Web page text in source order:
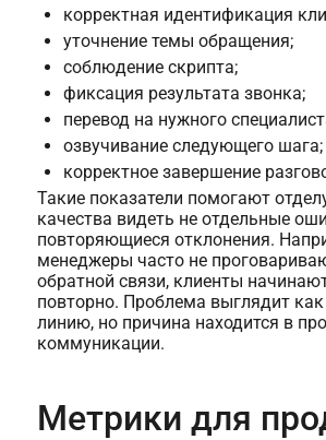
корректная идентификация
уточнение темы обращения;
соблюдение скрипта;
фиксация результата звонка;
перевод на нужного
озвучивание следующего шага;
корректное завершение
Такие показатели помогают
качества видеть не отдельные
повторяющиеся отклонения.
менеджеры часто не
обратной связи, клиенты
повторно. Проблема выглядит как
линию, но причина находится в
коммуникации.
Метрики для